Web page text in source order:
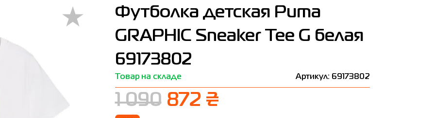
Футболка детская Puma
GRAPHIC Sneaker Tee G белая
69173802
Товар на складе Артикул: 69173802
1 090 872 ₴